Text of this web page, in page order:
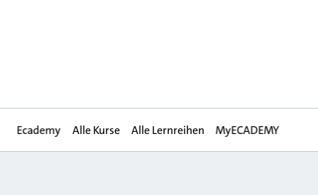
Ecademy Alle Kurse Alle Lernreihen MyECADEMY